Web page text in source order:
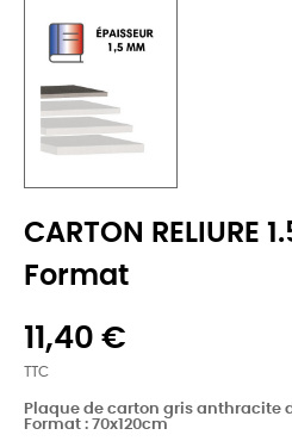
CARTON RELIURE
Format
11,40 €
TTC
Plaque de carton gris anthracite
Format : 70x120cm